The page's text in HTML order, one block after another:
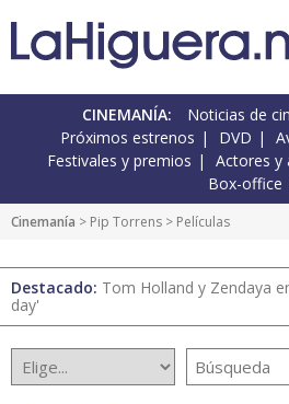
CINEMANÍA: Noticias de
Próximos estrenos
DVD
Festivales y premios
Actores y
Box-office
Cinemanía > Pip Torrens > Películas
Destacado: Tom Holland y Zendaya
day'